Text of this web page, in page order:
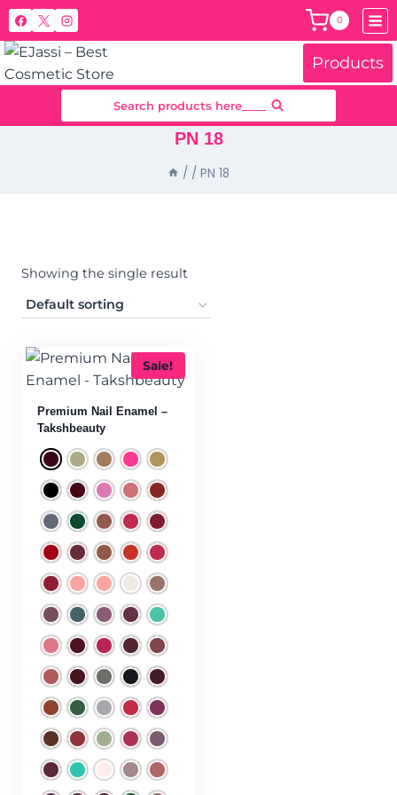
Skip
to
content
0
Products
Search products here____
PN 18
/ / PN 18
Product categories
Skin(0)
Bath & Body(0)
Fragrance (0)
Hair(0)
Makeup(1)
Men(0)
Natural(0)
Top Brands(1)
Showing the single result
Sale!
Premium Nail Enamel –
Takshbeauty
PN 01PN 02PN 03PN 04PN 05
PN 06PN 07PN 08
PN 09PN 10
PN 11PN 12PN 13PN 14PN 15
PN 16PN 17PN 18PN 19PN 20
PN 21PN 22PN 23PN 24PN 25
PN 26PN 27PN 28
PN 29PN 30
PN 31PN 32PN 33PN 34PN 35
PN 36PN 37PN 38
PN 39PN 40
PN 41PN 42PN 43PN 44PN 45
PN 46PN 47PN 48
PN 49PN 50
PN 51PN 52PN 53PN 54PN 55